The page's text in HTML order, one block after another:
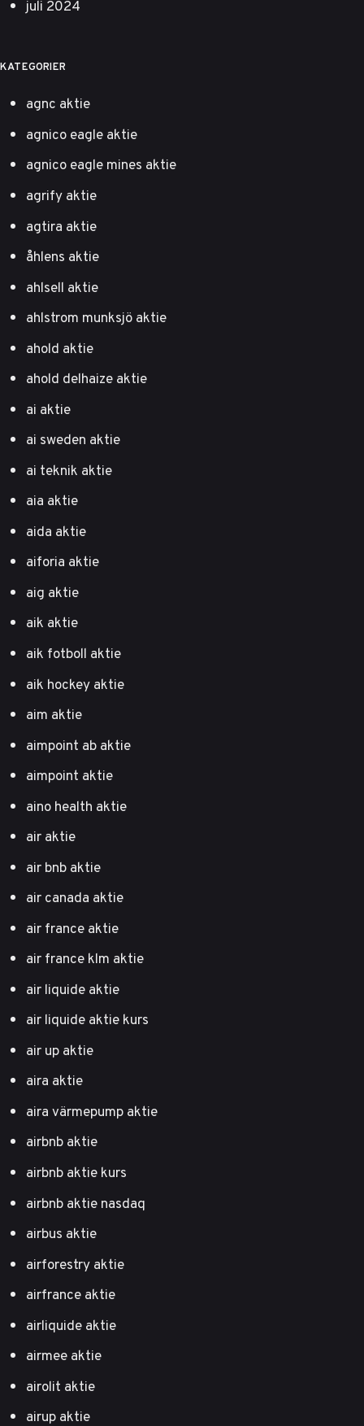
juli 2024
KATEGORIER
agnc aktie
agnico eagle aktie
agnico eagle mines aktie
agrify aktie
agtira aktie
åhlens aktie
ahlsell aktie
ahlstrom munksjö aktie
ahold aktie
ahold delhaize aktie
ai aktie
ai sweden aktie
ai teknik aktie
aia aktie
aida aktie
aiforia aktie
aig aktie
aik aktie
aik fotboll aktie
aik hockey aktie
aim aktie
aimpoint ab aktie
aimpoint aktie
aino health aktie
air aktie
air bnb aktie
air canada aktie
air france aktie
air france klm aktie
air liquide aktie
air liquide aktie kurs
air up aktie
aira aktie
aira värmepump aktie
airbnb aktie
airbnb aktie kurs
airbnb aktie nasdaq
airbus aktie
airforestry aktie
airfrance aktie
airliquide aktie
airmee aktie
airolit aktie
airup aktie